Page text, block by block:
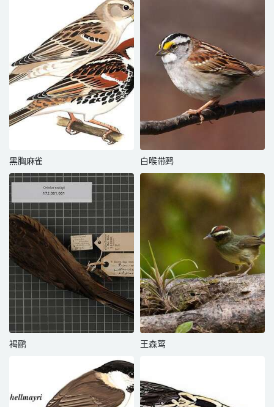
黑胸麻雀 白喉带鹀
褐鹂 王森莺